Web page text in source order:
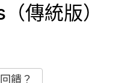
傳統版）
饋？